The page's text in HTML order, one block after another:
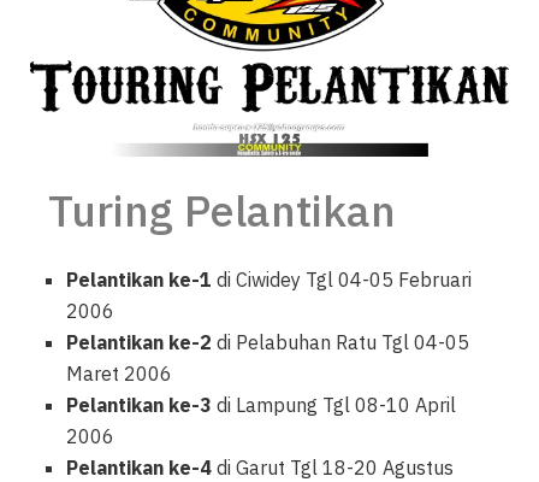
Turing Pelantikan
Pelantikan ke-1 di Ciwidey Tgl 04-05 Februari
2006
Pelantikan ke-2 di Pelabuhan Ratu Tgl 04-05
Maret 2006
Pelantikan ke-3 di Lampung Tgl 08-10 April
2006
Pelantikan ke-4 di Garut Tgl 18-20 Agustus